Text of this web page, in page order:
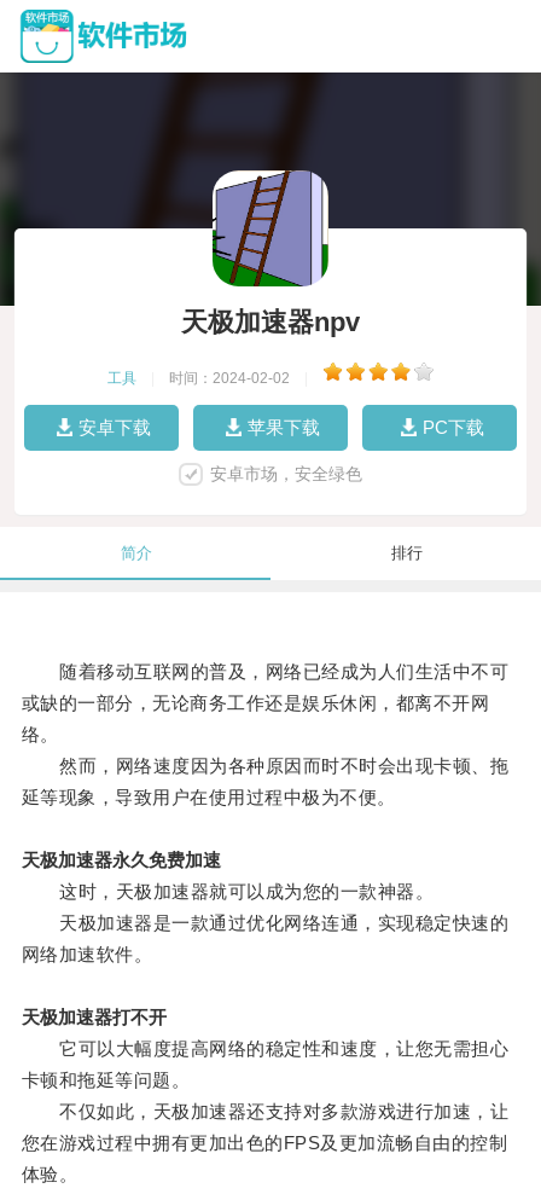
天极加速器npv
工具 时间：2024-02-02
安卓下载 苹果下载 PC下载
安卓市场，安全绿色
简介 排行
随着移动互联网的普及，网络已经成为人们生活中不可
或缺的一部分，无论商务工作还是娱乐休闲，都离不开网
络。
然而，网络速度因为各种原因而时不时会出现卡顿、拖
延等现象，导致用户在使用过程中极为不便。
天极加速器永久免费加速
这时，天极加速器就可以成为您的一款神器。
天极加速器是一款通过优化网络连通，实现稳定快速的
网络加速软件。
天极加速器打不开
它可以大幅度提高网络的稳定性和速度，让您无需担心
卡顿和拖延等问题。
不仅如此，天极加速器还支持对多款游戏进行加速，让
您在游戏过程中拥有更加出色的FPS及更加流畅自由的控制
体验。